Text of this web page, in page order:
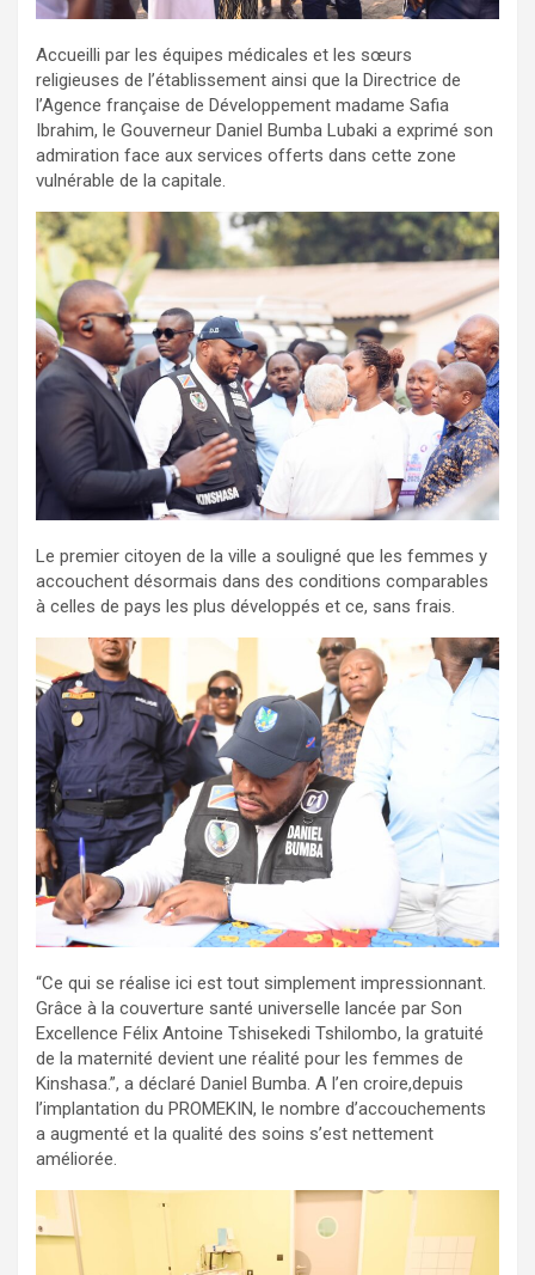
Accueilli par les équipes médicales et les sœurs
religieuses de l’établissement ainsi que la Directrice de
l’Agence française de Développement madame Safia
Ibrahim, le Gouverneur Daniel Bumba Lubaki a exprimé son
admiration face aux services offerts dans cette zone
vulnérable de la capitale.
Le premier citoyen de la ville a souligné que les femmes y
accouchent désormais dans des conditions comparables
à celles de pays les plus développés et ce, sans frais.
“Ce qui se réalise ici est tout simplement impressionnant.
Grâce à la couverture santé universelle lancée par Son
Excellence Félix Antoine Tshisekedi Tshilombo, la gratuité
de la maternité devient une réalité pour les femmes de
Kinshasa.”, a déclaré Daniel Bumba. A l’en croire,depuis
l’implantation du PROMEKIN, le nombre d’accouchements
a augmenté et la qualité des soins s’est nettement
améliorée.